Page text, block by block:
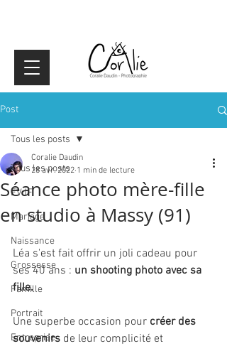
Post
Tous les posts
EVJF
Mariage
Naissance
Grossesse
Famille
Portrait
Entreprise
Tous les posts
Séance photo mère-fille
en studio à Massy (91)
Coralie Daudin
28 avr. 2022 1 min de lecture
Léa s'est fait offrir un joli cadeau pour
ses 40 ans : un shooting photo avec sa
fille.
Une superbe occasion pour créer des
souvenirs de leur complicité et